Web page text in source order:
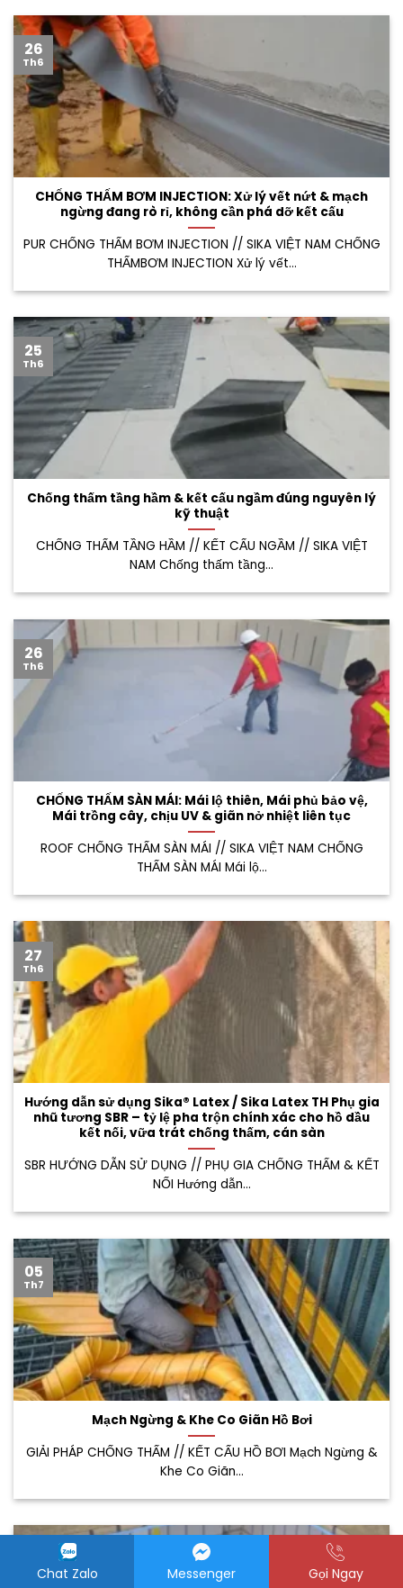
CHỐNG THẤM BƠM INJECTION: Xử lý vết nứt & mạch
ngừng đang rò rỉ, không cần phá dỡ kết cấu
PUR CHỐNG THẤM BƠM INJECTION // SIKA VIỆT NAM CHỐNG
THẤMBƠM INJECTION Xử lý vết...
26
Th6
Chống thấm tầng hầm & kết cấu ngầm đúng nguyên lý
kỹ thuật
CHỐNG THẤM TẦNG HẦM // KẾT CẤU NGẦM // SIKA VIỆT
NAM Chống thấm tầng...
25
Th6
CHỐNG THẤM SÀN MÁI: Mái lộ thiên, Mái phủ bảo vệ,
Mái trồng cây, chịu UV & giãn nở nhiệt liên tục
ROOF CHỐNG THẤM SÀN MÁI // SIKA VIỆT NAM CHỐNG
THẤM SÀN MÁI Mái lộ...
26
Th6
Hướng dẫn sử dụng Sika® Latex / Sika Latex TH Phụ gia
nhũ tương SBR – tỷ lệ pha trộn chính xác cho hồ dầu
kết nối, vữa trát chống thấm, cán sàn
SBR HƯỚNG DẪN SỬ DỤNG // PHỤ GIA CHỐNG THẤM & KẾT
NỐI Hướng dẫn...
27
Th6
Mạch Ngừng & Khe Co Giãn Hồ Bơi
GIẢI PHÁP CHỐNG THẤM // KẾT CẤU HỒ BƠI Mạch Ngừng &
Khe Co Giãn...
05
Th7
Th6Chat Zalo Messenger Gọi Ngay